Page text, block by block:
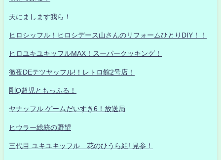
天にまします我ら！
ヒロシッフル！ヒロシデース山さんのリフォームひとりDIY！！
ヒロユキユキッフルMAX！スーパークッキング！
徹夜DEテツヤッフル!！レトロ館2号店！
剛Q超児ともっふる！
ヤナッフル ゲームだいすき6！放送局
ヒウラー総統の野望
三代目 ユキユキッフル 花のひうら組! 見参！